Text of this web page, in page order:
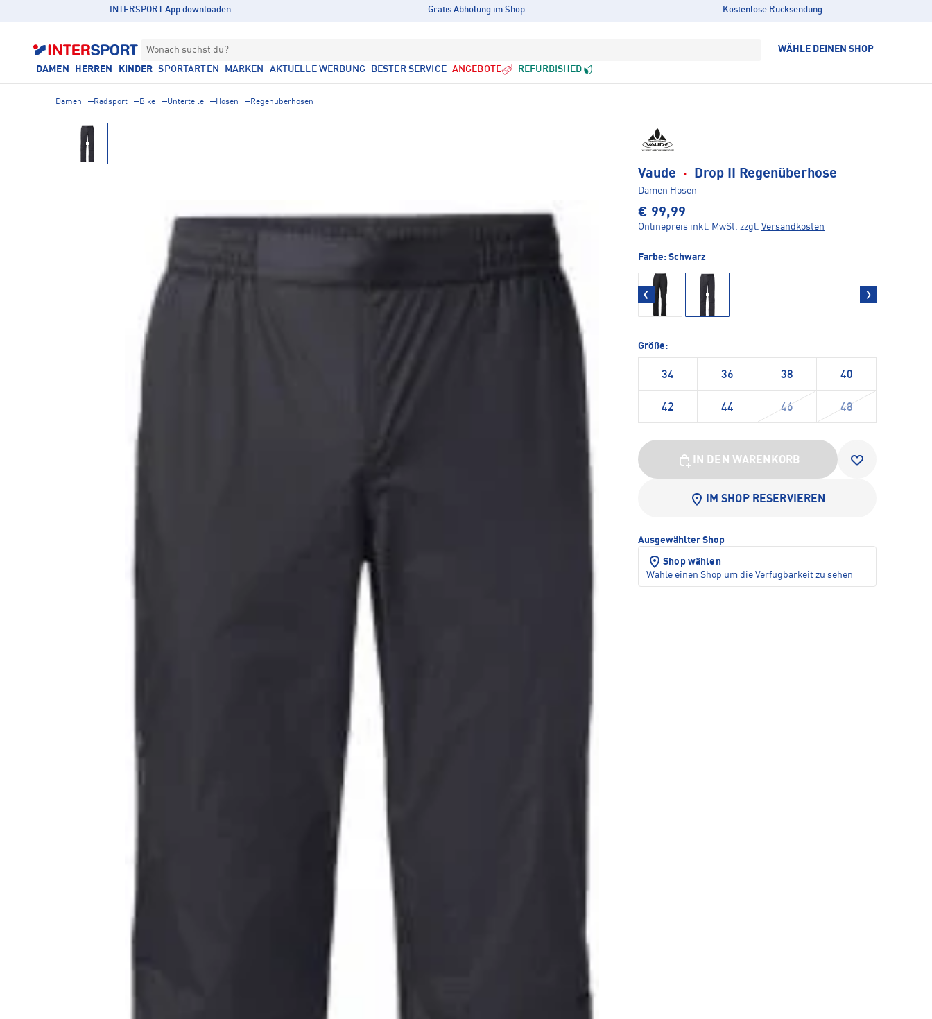
INTERSPORT App downloaden Gratis Abholung im Shop Kostenlose Rücksendung
Wonach suchst du? WÄHLE DEINEN SHOP
DAMEN HERREN KINDER SPORTARTEN MARKEN AKTUELLE WERBUNG BESTER SERVICE ANGEBOTE REFURBISHED
Damen Radsport Bike Unterteile Hosen Regenüberhosen
Vaude · Drop II Regenüberhose
Damen Hosen
€ 99,99
Onlinepreis inkl. MwSt. zzgl. Versandkosten
Farbe: Schwarz
Größe:
34 36 38 40
42 44 46 48
IN DEN WARENKORB
IM SHOP RESERVIEREN
Ausgewählter Shop
Shop wählen
Wähle einen Shop um die Verfügbarkeit zu sehen